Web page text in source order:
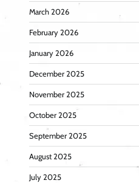
March 2026
February 2026
January 2026
December 2025
November 2025
October 2025
September 2025
August 2025
July 2025